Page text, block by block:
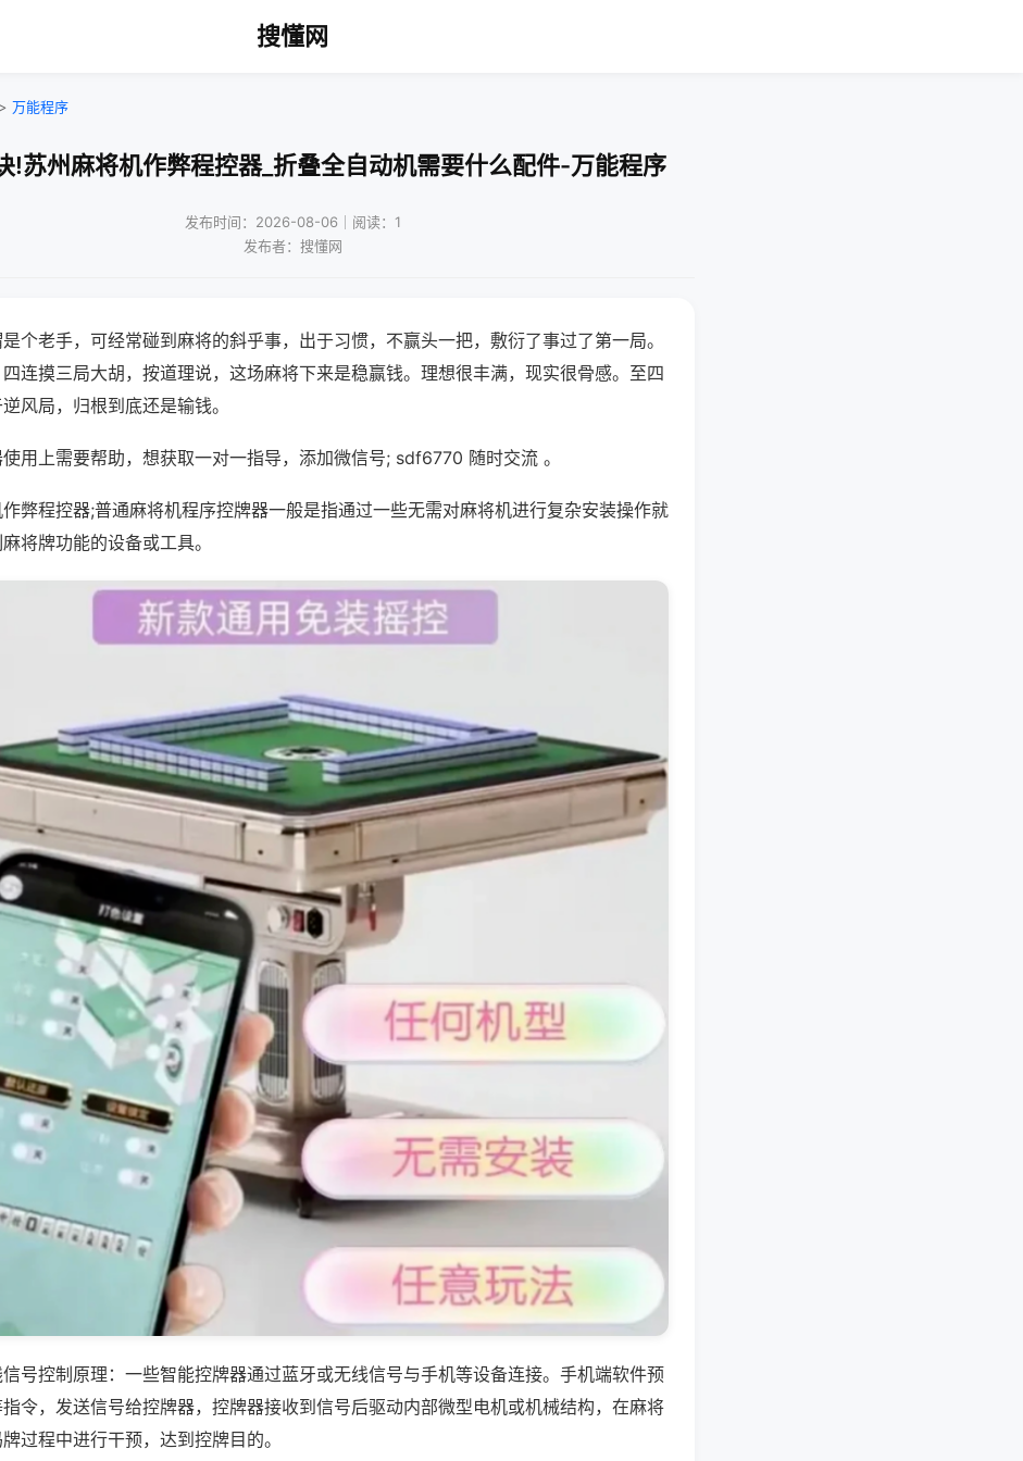
搜懂网
> 万能程序
!苏州麻将机作弊程控器_折叠全自动机需要什么配件-万能程序
发布时间：2026-08-06｜阅读：1
发布者：搜懂网
个老手，可经常碰到麻将的斜乎事，出于习惯，不赢头一把，敷衍了事过了第一局。
连摸三局大胡，按道理说，这场麻将下来是稳赢钱。理想很丰满，现实很骨感。至四
风局，归根到底还是输钱。
用上需要帮助，想获取一对一指导，添加微信号; sdf6770 随时交流 。
弊程控器;普通麻将机程序控牌器一般是指通过一些无需对麻将机进行复杂安装操作就
将牌功能的设备或工具。
号控制原理：一些智能控牌器通过蓝牙或无线信号与手机等设备连接。手机端软件预
令，发送信号给控牌器，控牌器接收到信号后驱动内部微型电机或机械结构，在麻将
过程中进行干预，达到控牌目的。